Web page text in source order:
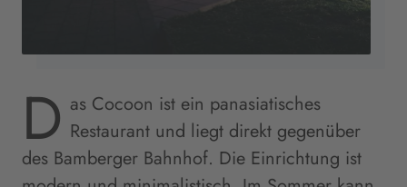
D as Cocoon ist ein panasiatisches
Restaurant und liegt direkt gegenüber
des Bamberger Bahnhof. Die Einrichtung ist